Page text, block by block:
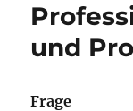
und
Frage